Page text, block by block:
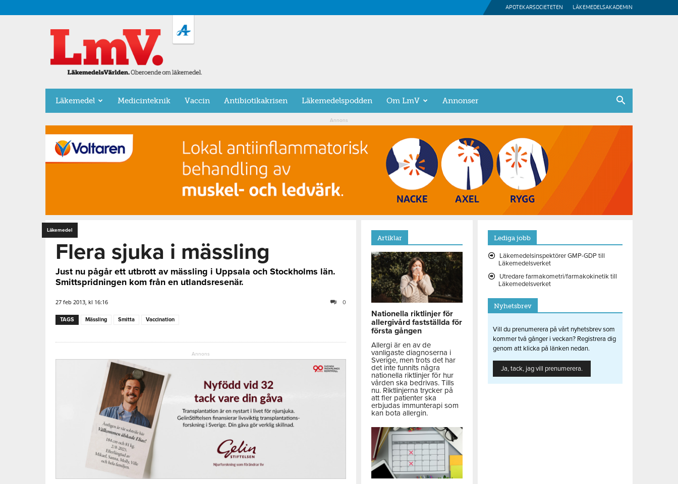
APOTEKARSOCIETETEN LÄKEMEDELSAKADEMIN
LäkemedelsVärlden
Läkemedel Medicinteknik Vaccin Antibiotikakrisen Läkemedelspodden Om LmV Annonser
Annons
Läkemedel
Flera sjuka i mässling
Just nu pågår ett utbrott av mässling i Uppsala och Stockholms län.
Smittspridningen kom från en utlandsresenär.
27 feb 2013, kl 16:16 0
TAGS Mässling Smitta Vaccination
Annons
Artiklar
Nationella riktlinjer för
allergivård fastställda för
första gången
Allergi är en av de
vanligaste diagnoserna i
Sverige, men trots det har
det inte funnits några
nationella riktlinjer för hur
vården ska bedrivas. Tills
nu. Riktlinjerna trycker på
att fler patienter ska
erbjudas immunterapi som
kan bota allergin.
Lediga jobb
Läkemedelsinspektörer GMP-GDP till
Läkemedelsverket
Utredare farmakometri/farmakokinetik till
Läkemedelsverket
Nyhetsbrev
Vill du prenumerera på vårt nyhetsbrev som
kommer två gånger i veckan? Registrera dig
genom att klicka på länken nedan.
Ja, tack, jag vill prenumerera.